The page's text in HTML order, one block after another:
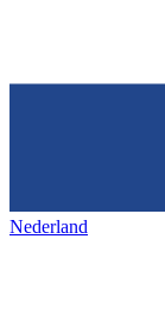
Nederland